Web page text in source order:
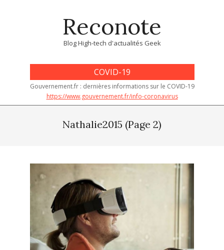
Reconote
Blog High-tech d'actualités Geek
COVID-19
Gouvernement.fr : dernières informations sur le COVID-19
https://www.gouvernement.fr/info-coronavirus
Nathalie2015 (Page 2)